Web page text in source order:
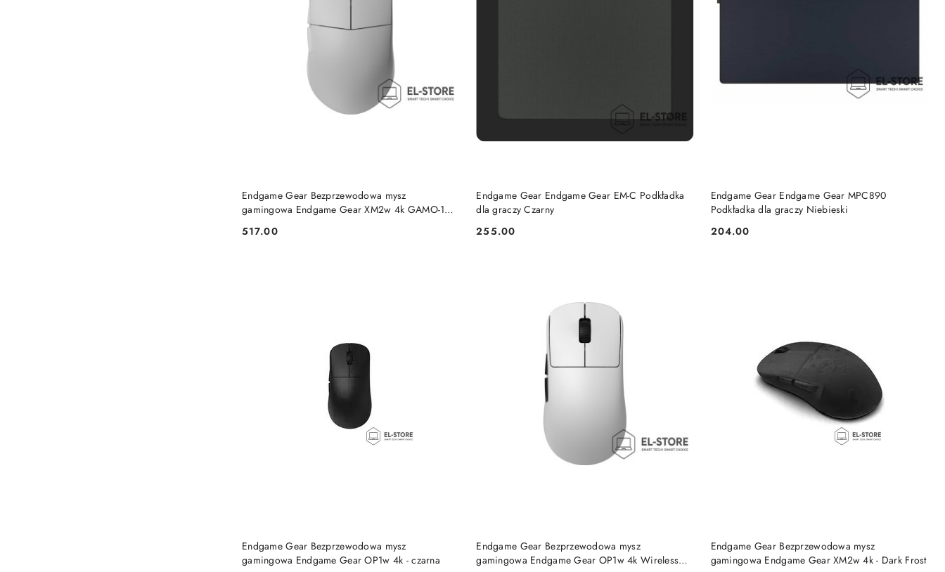
Endgame Gear Bezprzewodowa mysz
gamingowa Endgame Gear XM2w 4k GAMO-1211
Cena:
517.00
DO KOSZYKA
Endgame Gear Endgame Gear EM-C Podkładka
dla graczy Czarny
Cena:
255.00
DO KOSZYKA
Endgame Gear Endgame Gear MPC890
Podkładka dla graczy Niebieski
Cena:
204.00
DO KOSZYKA
Endgame Gear Bezprzewodowa mysz
gamingowa Endgame Gear OP1w 4k - czarna
DO KOSZYKA
Endgame Gear Bezprzewodowa mysz
gamingowa Endgame Gear OP1w 4k Wireless
DO KOSZYKA
Endgame Gear Bezprzewodowa mysz
gamingowa Endgame Gear XM2w 4k - Dark Frost
DO KOSZYKA